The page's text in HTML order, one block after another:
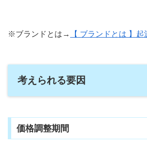
※ブランドとは→ 【 ブランドとは 】
考えられる要因
価格調整期間